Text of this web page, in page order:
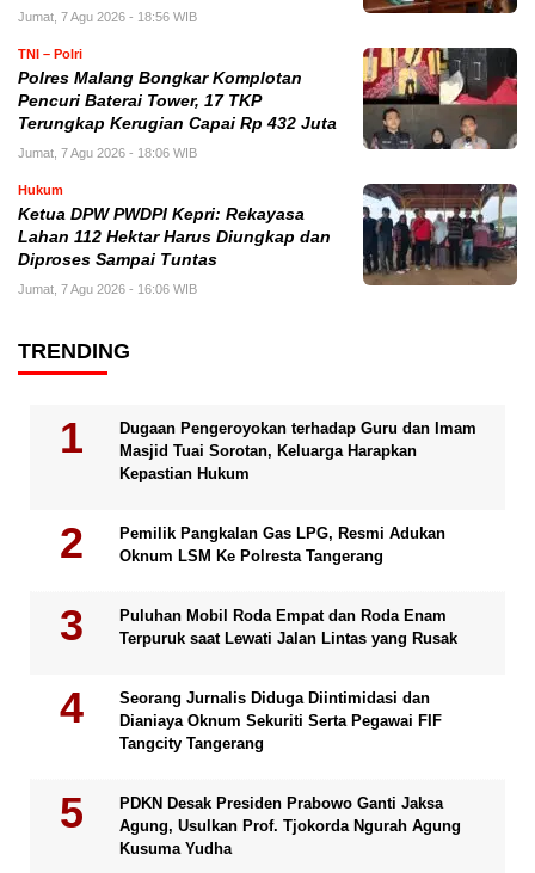
Jumat, 7 Agu 2026 - 18:56 WIB
TNI – Polri
Polres Malang Bongkar Komplotan
Pencuri Baterai Tower, 17 TKP
Terungkap Kerugian Capai Rp 432 Juta
Jumat, 7 Agu 2026 - 18:06 WIB
Hukum
Ketua DPW PWDPI Kepri: Rekayasa
Lahan 112 Hektar Harus Diungkap dan
Diproses Sampai Tuntas
Jumat, 7 Agu 2026 - 16:06 WIB
TRENDING
Dugaan Pengeroyokan terhadap Guru dan Imam
Masjid Tuai Sorotan, Keluarga Harapkan
Kepastian Hukum
Pemilik Pangkalan Gas LPG, Resmi Adukan
Oknum LSM Ke Polresta Tangerang
Puluhan Mobil Roda Empat dan Roda Enam
Terpuruk saat Lewati Jalan Lintas yang Rusak
Seorang Jurnalis Diduga Diintimidasi dan
Dianiaya Oknum Sekuriti Serta Pegawai FIF
Tangcity Tangerang
PDKN Desak Presiden Prabowo Ganti Jaksa
Agung, Usulkan Prof. Tjokorda Ngurah Agung
Kusuma Yudha